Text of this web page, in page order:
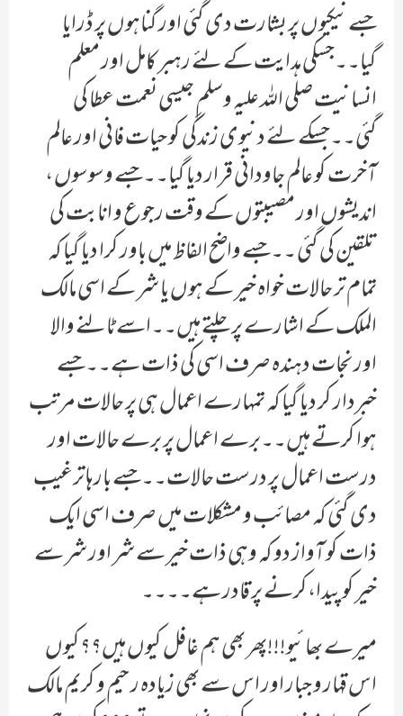
جسےنیکیوں پر بشارت دی گئی اور گناہوں پر ڈرایا
گیا۔۔جسکی ہدایت کے لئے رہبر کامل اور معلم
انسانیت صلی اللہ علیہ وسلم جیسی نعمت عطا کی
گئی۔۔جسکے لئے دنیوی زندگی کو حیات فانی اور عالم
آخرت کو عالم جاودانی قرار دیا گیا۔۔جسے وسوسوں ،
اندیشوں اور مصیبتوں کے وقت رجوع و انابت کی
تلقین کی گئی ۔۔جسے واضح الفاظ میں باور کرا دیا گیا کہ
تمام تر حالات خواہ خیر کے ہوں یا شر کے اسی مالک
الملک کے اشارے پر چلتے ہیں۔۔اسے ٹالنے والا
اور نجات دہندہ صرف اسی کی ذات ہے۔۔جسے
خبردار کر دیا گیا کہ تمہارے اعمال ہی پر حالات مرتب
ہوا کرتے ہیں۔۔برے اعمال پر برے حالات اور
درست اعمال پر درست حالات۔۔جسے بارہا ترغیب
دی گئی کہ مصائب و مشکلات میں صرف اسی ایک
ذات کو آواز دو کہ وہی ذات خیر سے شر اور شر سے
خیر کو پیدا،کرنے پر قادر ہے۔۔۔۔
میرے بھائیو!!!پھر بھی ہم غافل کیوں ہیں؟؟کیوں
اس قہار و جبار اور اس سے بھی زیادہ رحیم و کریم مالک